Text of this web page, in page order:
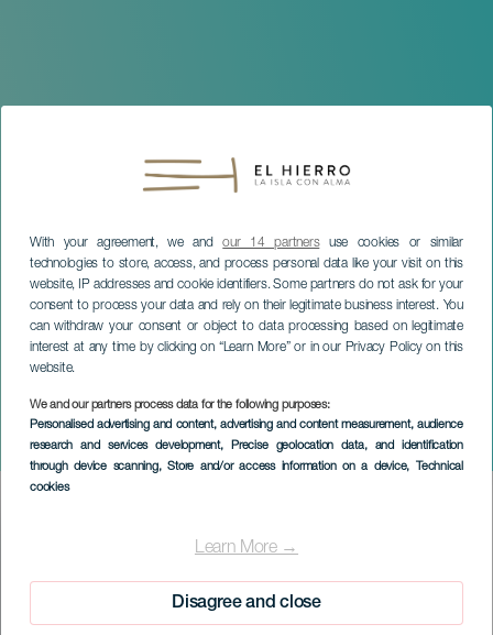
With your agreement, we andour 14 partnersuse cookies or similar
technologies to store, access, and process personal data like your visit on this
website, IP addresses and cookie identifiers. Some partners do not ask for your
consent to process your data and rely on their legitimate business interest. You
can withdraw your consent or object to data processing based on legitimate
interest at any time by clicking on “Learn More” or in our Privacy Policy on this
website.
We and our partners process data for the following purposes:
Personalised advertising and content, advertising and content measurement, audience
research and services development, Precise geolocation data, and identification
through device scanning, Store and/or access information on a device, Technical
cookies
Learn More →
Disagree and close
Koninklijk feest van de
afdaling van de Maagd van
Los Reyes
EL HIERRO